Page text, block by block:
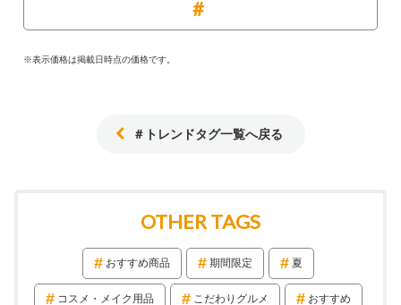
※表示価格は掲載日時点の価格です。
＃トレンドタグ一覧へ戻る
OTHER TAGS
おすすめ商品 期間限定 夏
コスメ・メイク用品 こだわりグルメ おすすめ